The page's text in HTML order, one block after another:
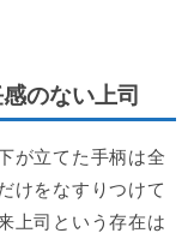
のない上司
が立てた手柄は全
けをなすりつけて
上司という存在は